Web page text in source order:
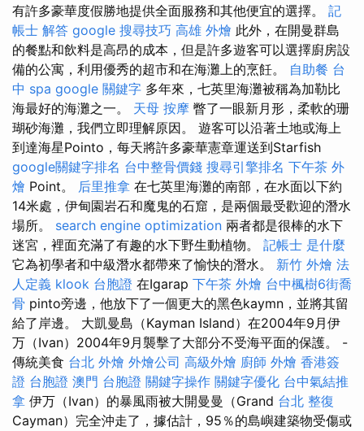
有許多豪華度假勝地提供全面服務和其他便宜的選擇。 記
帳士 解答 google 搜尋技巧 高雄 外燴 此外，在開曼群島
的餐點和飲料是高昂的成本，但是許多遊客可以選擇廚房設
備的公寓，利用優秀的超市和在海灘上的烹飪。 自助餐 台
中 spa google 關鍵字 多年來，七英里海灘被稱為加勒比
海最好的海灘之一。 天母 按摩 瞥了一眼新月形，柔軟的珊
瑚砂海灘，我們立即理解原因。 遊客可以沿著土地或海上
到達海星Pointo，每天將許多豪華憲章運送到Starfish
google關鍵字排名 台中整骨價錢 搜尋引擎排名 下午茶 外
燴 Point。 后里推拿 在七英里海灘的南部，在水面以下約
14米處，伊甸園岩石和魔鬼的石窟，是兩個最受歡迎的潛水
場所。 search engine optimization 兩者都是很棒的水下
迷宮，裡面充滿了有趣的水下野生動植物。 記帳士 是什麼
它為初學者和中級潛水都帶來了愉快的潛水。 新竹 外燴 法
人定義 klook 台胞證 在Igarap 下午茶 外燴 台中楓樹6街喬
骨 pinto旁邊，他放下了一個更大的黑色kaymn，並將其留
給了岸邊。 大凱曼島（Kayman Island）在2004年9月伊
万（Ivan）2004年9月襲擊了大部分不受海平面的保護。 -
傳統美食 台北 外燴 外燴公司 高級外燴 廚師 外燴 香港簽
證 台胞證 澳門 台胞證 關鍵字操作 關鍵字優化 台中氣結推
拿 伊万（Ivan）的暴風雨被大開曼曼（Grand 台北 整復
Cayman）完全沖走了，據估計，95％的島嶼建築物受傷或